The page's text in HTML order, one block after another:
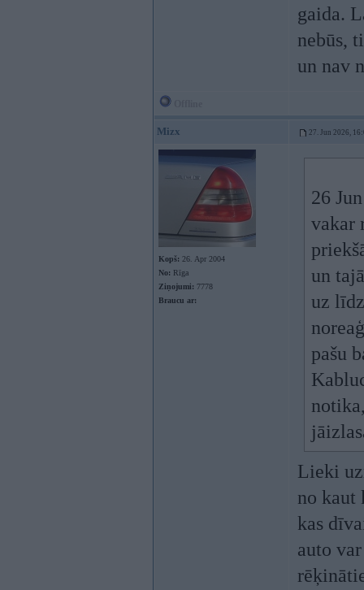
gaida.
nebūs,
un nav
Mizx 27. Jun 2026,
Kopš: 26. Apr 2004
No: Rīga
Ziņojumi: 7778
Braucu ar:
26
vakar
un
uz
pašu
Lieki
no kaut
kas
auto